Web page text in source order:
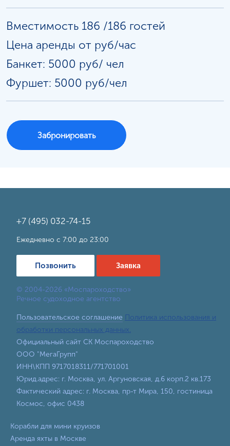
Вместимость 186 /186 гостей
Цена аренды от руб/час
Банкет: 5000 руб/ чел
Фуршет: 5000 руб/чел
Забронировать
+7 (495) 032-74-15
Ежедневно с 7:00 до 23:00
Позвонить Заявка
© 2004-2026 «Моспароходство»
Речное судоходное агентство
Пользовательское соглашение Политика использования и
обработки персональных данных.
Официальный сайт СК Моспароходство
ООО "МегаГрупп"
ИНН\КПП 9717018311/771701001
Юрид.адрес: г. Москва, ул. Аргуновская, д.6 корп.2 кв.173
Фактический адрес: г. Москва, пр-т Мира, 150, гостиница
Космос, офис 0438
Корабли для мини круизов
Аренда яхты в Москве